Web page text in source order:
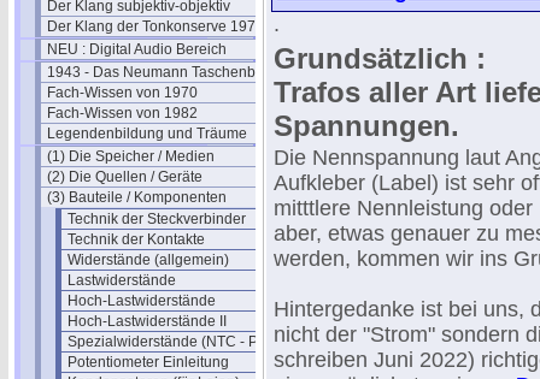
Der Klang subjektiv-objektiv
Der Klang der Tonkonserve 1979
NEU : Digital Audio Bereich
1943 - Das Neumann Taschenbuch
Fach-Wissen von 1970
Fach-Wissen von 1982
Legendenbildung und Träume
(1) Die Speicher / Medien
(2) Die Quellen / Geräte
(3) Bauteile / Komponenten
Technik der Steckverbinder
Technik der Kontakte
Widerstände (allgemein)
Lastwiderstände
Hoch-Lastwiderstände
Hoch-Lastwiderstände II
Spezialwiderstände (NTC - PTC)
Potentiometer Einleitung
.
Grundsätzlich :
Trafos aller Art
Spannungen.
Die Nennspannung laut
Aufkleber (Label) ist sehr
mitttlere Nennleistung
aber, etwas genauer zu
werden, kommen wir ins
Hintergedanke ist bei uns,
nicht der "Strom" sondern
schreiben Juni 2022)